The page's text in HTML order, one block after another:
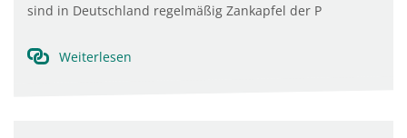
sind in Deutschland regelmäßig Zankapfel der P
Weiterlesen